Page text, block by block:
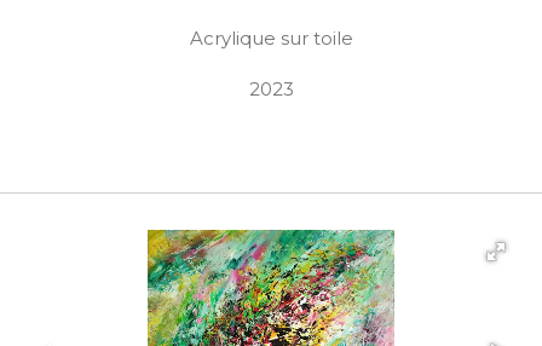
Acrylique sur toile
2023